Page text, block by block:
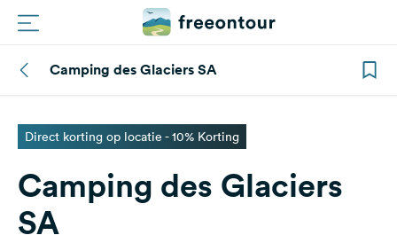
Routes
Campings
Magazine
Partners
Camping des Glaciers SA
Direct korting op locatie - 10% Korting
Camping des Glaciers
SA